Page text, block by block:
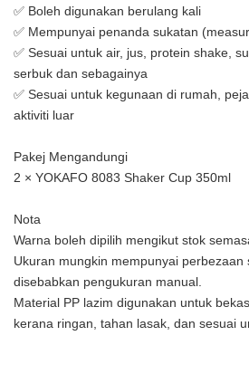
✅ Boleh digunakan berulang kali
✅ Mempunyai penanda sukatan
✅ Sesuai untuk air, jus, protein shake,
serbuk dan sebagainya
✅ Sesuai untuk kegunaan di rumah,
aktiviti luar
Pakej Mengandungi
2 × YOKAFO 8083 Shaker Cup 350ml
Nota
Warna boleh dipilih mengikut stok
Ukuran mungkin mempunyai perbezaan
disebabkan pengukuran manual.
Material PP lazim digunakan untuk
kerana ringan, tahan lasak, dan sesuai